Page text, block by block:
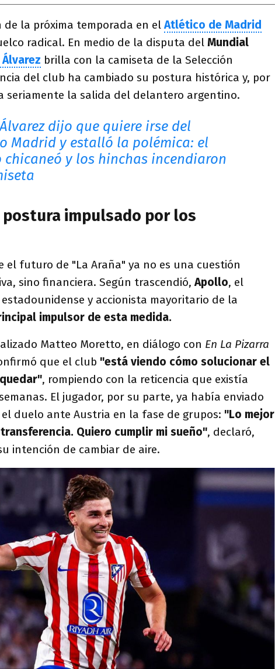
de la próxima temporada en elAtlético de Madrid
radical. En medio de la disputa del Mundial
Álvarez brilla con la camiseta de la Selección
del club ha cambiado su postura histórica y, por
seriamente la salida del delantero argentino.
dijo que quiere irse del
Madrid y estalló la polémica: el
chicaneó y los hinchas incendiaron
postura impulsado por los
el futuro de "La Araña" ya no es una cuestión
sino financiera. Según trascendió,Apollo, el
y accionista mayoritario de la
impulsor de esta medida.
Matteo Moretto, en diálogo con En La Pizarra
que el club "está viendo cómo solucionar el
, rompiendo con la reticencia que existía
El jugador, por su parte, ya había enviado
duelo ante Austria en la fase de grupos: "Lo mejor
Quiero cumplir mi sueño", declaró,
intención de cambiar de aire.